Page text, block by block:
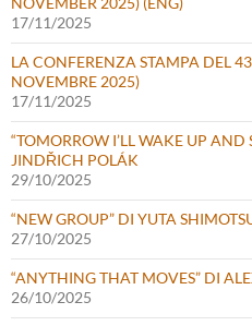
17/11/2025
LA CONFERENZA STAMPA DEL
NOVEMBRE 2025)
17/11/2025
“TOMORROW I’LL WAKE UP AND
JINDŘICH POLÁK
29/10/2025
“NEW GROUP” DI YUTA
27/10/2025
“ANYTHING THAT MOVES” DI
26/10/2025